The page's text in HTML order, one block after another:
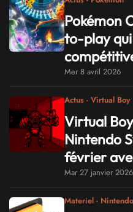
Pokémon
to-play qui
Mer 8 avril 2026
Actus - Virtual Boy
Virtual
Nintendo
février
Mar 27 janvier 2026
Materiel -